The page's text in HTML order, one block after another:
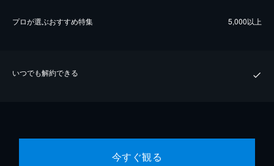
プロが選ぶおすすめ特集 5,000以上
いつでも解約できる
今すぐ観る